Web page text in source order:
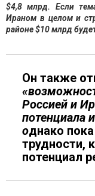
$4,8 млрд. Если
Ираном в целом и
районе $10 млрд
Он также
Россией и
потенциала
однако
трудности,
потенциал